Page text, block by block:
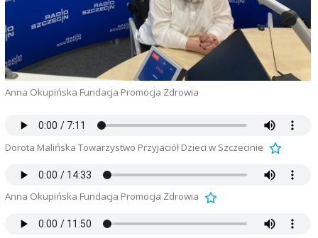
Anna Okupińska Fundacja Promocja Zdrowia
Dorota Malińska Towarzystwo Przyjaciół Dzieci w Szczecinie
Anna Okupińska Fundacja Promocja Zdrowia